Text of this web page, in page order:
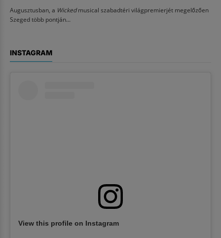
Augusztusban, a Wickedmusical szabadtéri világpremierjét megelőzően
Szeged több pontján...
INSTAGRAM
View this profile on Instagram